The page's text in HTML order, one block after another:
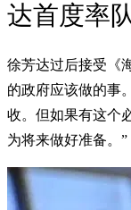
达首度率
徐芳达过后接受《
的政府应该做的事
收。但如果有这个
为将来做好准备。”